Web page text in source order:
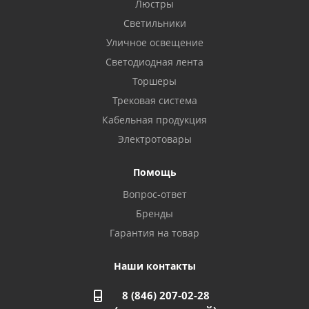
Балаково, ул. Комарова, 55
Октябрьский, ул. Свердлова, 28
Азнакаево, ул. Булгар, 2. ТЦ "Акчарлак"
Стерлитамак, ул. Вокзальная, 13
Магнитогорск, ул. Труда, 14
Люстры
Светильники
Уличное освещение
Светодиодная лента
Торшеры
Трековая система
Кабельная продукция
Электротовары
Помощь
Вопрос-ответ
Бренды
Гарантия на товар
Наши контакты
8 (846) 207-02-28